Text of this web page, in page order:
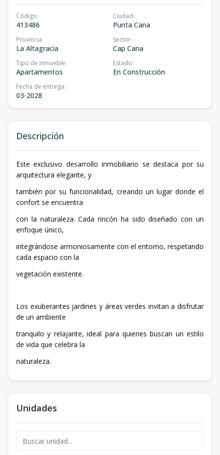
Código:
413486
Ciudad:
Punta Cana
Provincia:
La Altagracia
Sector:
Cap Cana
Tipo de inmueble:
Apartamentos
Estado:
En Construcción
Fecha de entrega:
03-2028
Descripción
Este exclusivo desarrollo inmobiliario se destaca por su
arquitectura elegante, y
también por su funcionalidad, creando un lugar donde el
confort se encuentra
con la naturaleza. Cada rincón ha sido diseñado con un
enfoque único,
integrándose armoniosamente con el entorno, respetando
cada espacio con la
vegetación existente.
Los exuberantes jardines y áreas verdes invitan a disfrutar
de un ambiente
tranquilo y relajante, ideal para quienes buscan un estilo
de vida que celebra la
naturaleza.
Unidades